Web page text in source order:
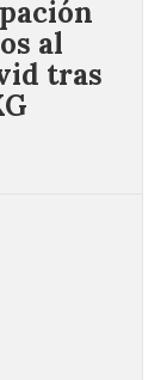
al
tras